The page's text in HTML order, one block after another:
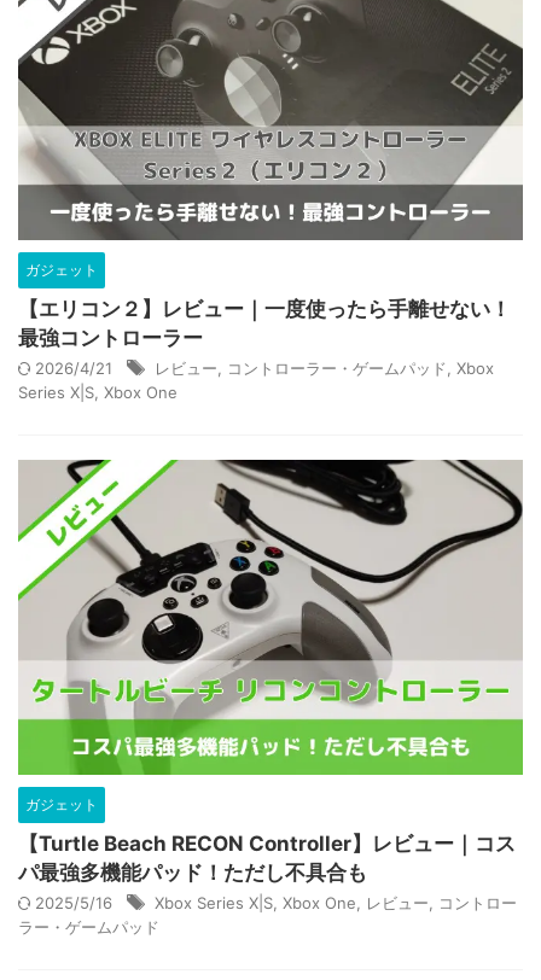
ガジェット
【エリコン２】レビュー｜一度使ったら手離せない！
最強コントローラー
2026/4/21 レビュー コントローラー・ゲームパッド
Xbox
Series X|S Xbox One
ガジェット
【Turtle Beach RECON Controller】レビュー｜コス
パ最強多機能パッド！ただし不具合も
2025/5/16 Xbox Series X|S Xbox One レビュー
コントロー
ラー・ゲームパッド